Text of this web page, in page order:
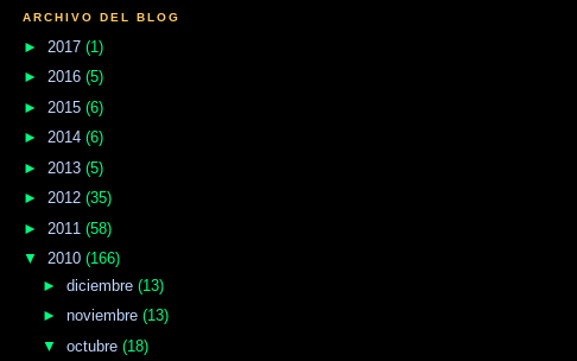
ARCHIVO DEL BLOG
► 2017 (1)
► 2016 (5)
► 2015 (6)
► 2014 (6)
► 2013 (5)
► 2012 (35)
► 2011 (58)
▼ 2010 (166)
► diciembre (13)
► noviembre (13)
▼ octubre (18)